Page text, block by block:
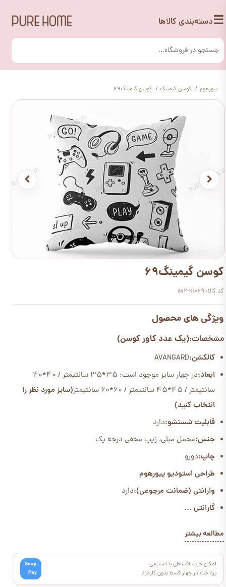
☰دسته‌بندی کالاها
پیورهوم کوسن گیمینگ کوسن گیمینگ69
کوسن گیمینگ69
کد کالا: av2-k1069
ویژگی های محصول
مشخصات:(یک عدد کاور کوسن)
کالکشن:AVANGARD
ابعاد:
در چهار سایز موجود است: 35*35 سانتیمتر / 40*40
سانتیمتر / 45*45 سانتیمتر / 60*60 سانتیمتر
(سایز مورد نظر را
انتخاب کنید)
قابلیت شستشو:دارد
جنس:مخمل مبلی، زیپ مخفی درجه یک
چاپ:دورو
طراحی استودیو پیورهوم
وارانتی (ضمانت مرجوعی):دارد
گارانتی ...
مطالعه بیشتر
امکان خرید اقساطی با اسنپ‌پی
پرداخت در چهار قسط بدون کارمزد
Snap
Pay